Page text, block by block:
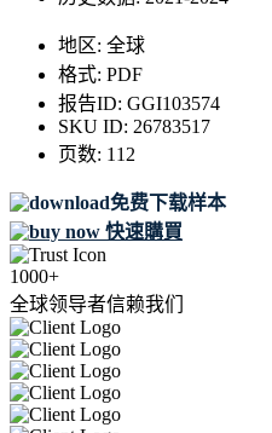
地区: 全球
格式: PDF
报告ID: GGI103574
SKU ID: 26783517
页数: 112
免费下载样本
快速購買
1000+
全球领导者信赖我们